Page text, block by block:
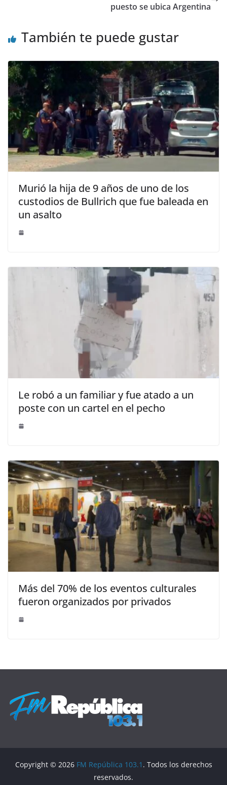
puesto se ubica Argentina
También te puede gustar
Murió la hija de 9 años de uno de los
custodios de Bullrich que fue baleada en
un asalto
Le robó a un familiar y fue atado a un
poste con un cartel en el pecho
Más del 70% de los eventos culturales
fueron organizados por privados
Copyright © 2026 FM República 103.1 . Todos los derechos
reservados.